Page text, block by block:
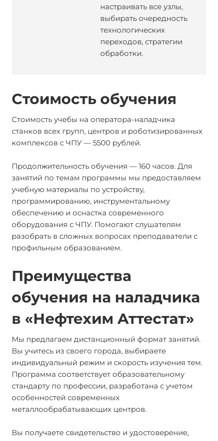
настраивать все узлы,
выбирать очередность
технологических
переходов, стратегии
обработки.
Стоимость обучения
Стоимость учебы на оператора-наладчика
станков всех групп, центров и роботизированных
комплексов с ЧПУ — 5500 рублей.
Продолжительность обучения — 160 часов. Для
занятий по темам программы мы предоставляем
учебную материалы по устройству,
программированию, инструментальному
обеспечению и оснастка современного
оборудования с ЧПУ. Помогают слушателям
разобрать в сложных вопросах преподаватели с
профильным образованием.
Преимущества
обучения на наладчика
в «Нефтехим Аттестат»
Мы предлагаем дистанционный формат занятий.
Вы учитесь из своего города, выбираете
индивидуальный режим и скорость изучения тем.
Программа соответствует образовательному
стандарту по профессии, разработана с учетом
особенностей современных
металлообрабатывающих центров.
Вы получаете свидетельство и удостоверение,